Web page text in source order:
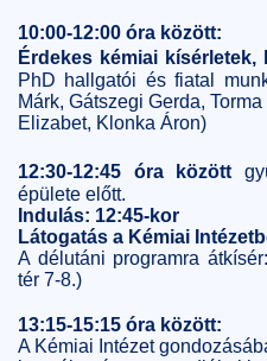
10:00-12:00 óra között:
Érdekes kémiai kísérletek,
PhD hallgatói és fiatal
Márk, Gátszegi Gerda,
Elizabet, Klonka Áron)
12:30-12:45 óra között
épülete előtt.
Indulás: 12:45-kor
Látogatás a Kémiai
A délutáni programra
tér 7-8.)
13:15-15:15 óra között:
A Kémiai Intézet